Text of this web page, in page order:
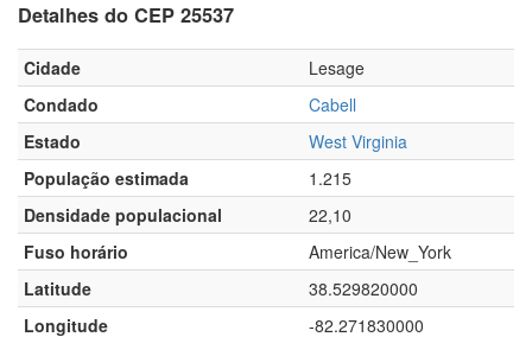
Detalhes do CEP 25537
Cidade
Lesage
Condado
Cabell
Estado
West Virginia
População estimada
1.215
Densidade populacional
22,10
Fuso horário
America/New_York
Latitude
38.529820000
Longitude
-82.271830000